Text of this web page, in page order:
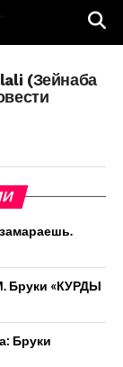
(Зейнаба
Бруки «КУРДЫ
Бруки